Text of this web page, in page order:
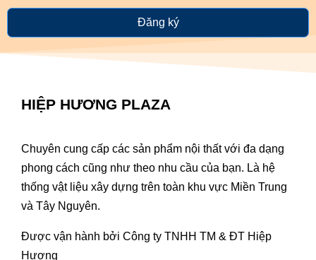
Đăng ký
HIỆP HƯƠNG PLAZA
Chuyên cung cấp các sản phẩm nội thất với đa dạng
phong cách cũng như theo nhu cầu của bạn. Là hệ
thống vật liệu xây dựng trên toàn khu vực Miền Trung
và Tây Nguyên.
Được vận hành bởi Công ty TNHH TM & ĐT Hiệp
Hương